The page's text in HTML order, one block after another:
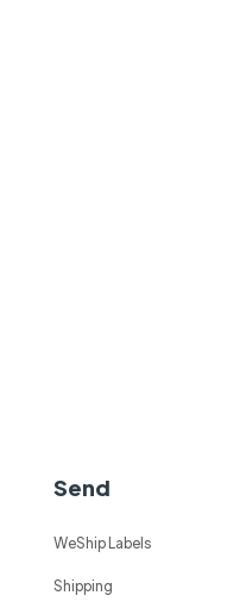
Send
WeShip Labels
Shipping